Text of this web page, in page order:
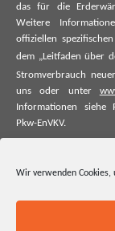
Wir verwenden
das für die
Weitere
offiziellen spezifischen
dem „Leitfaden über
Stromverbrauch
uns oder unter
Informationen siehe
Pkw-EnVKV.
offiziellen spezifischen
offiziellen
neuer Pkw